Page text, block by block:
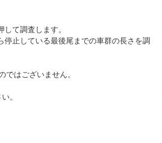
て調査します。
止している最後尾までの車群の長さを調
ではございません。
。